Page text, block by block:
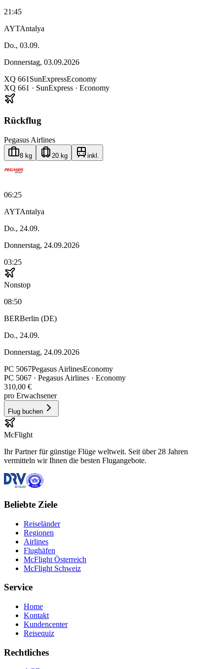
21:45
AYTAntalya
Do., 03.09.
Donnerstag, 03.09.2026
XQ 661 SunExpressEconomy
XQ 661 · SunExpress · Economy
Rückflug
Pegasus Airlines
8 kg 20 kg inkl.
06:25
AYTAntalya
Do., 24.09.
Donnerstag, 24.09.2026
03:25
Nonstop
08:50
BERBerlin (DE)
Do., 24.09.
Donnerstag, 24.09.2026
PC 5067Pegasus AirlinesEconomy
PC 5067 · Pegasus Airlines · Economy
310,00 €
pro Erwachsener
Flug buchen
McFlight
Ihr Partner für günstige Flüge weltweit. Seit über 28 Jahren
vermitteln wir Ihnen die besten Flugangebote.
Beliebte Ziele
Reiseländer
Regionen
Airlines
Flughäfen
McFlight Österreich
McFlight Schweiz
Service
Home
Kontakt
Kundencenter
Reisequiz
Rechtliches